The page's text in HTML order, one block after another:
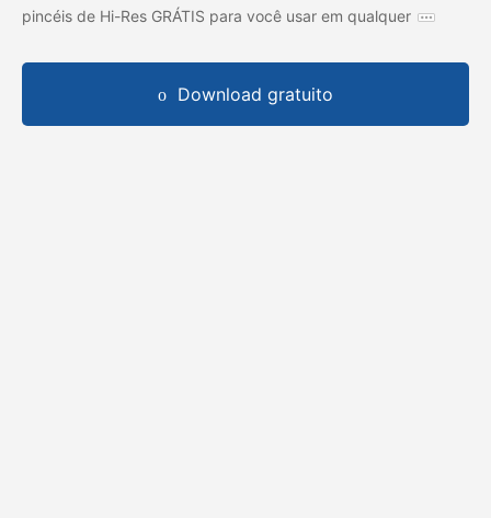
pincéis de Hi-Res GRÁTIS para você usar em qualquer
Download gratuito